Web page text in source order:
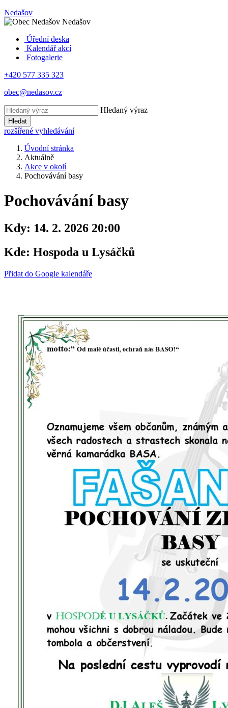
Nedašov
Nedašov
Úřední deska
Kalendář akcí
Fotogalerie
+420 577 335 323
obec@nedasov.cz
Hledaný výraz
Hledat
rozšířené vyhledávání
Úvodní stránka
Aktuálně
Akce v okolí
Pochovávání basy
Pochovávání basy
Kdy: 14. 2. 2026 20:00
Kde: Hospoda u Lysáčků
Přidat do Google kalendáře